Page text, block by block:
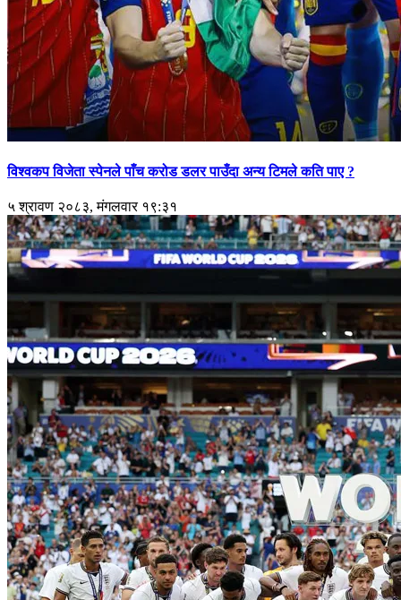
विश्वकप विजेता स्पेनले पाँच करोड डलर पाउँदा अन्य टिमले कति पाए ?
५ श्रावण २०८३, मंगलवार १९:३१